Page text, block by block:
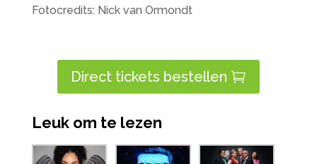
Fotocredits: Nick van Ormondt
Direct tickets bestellen
Leuk om te lezen